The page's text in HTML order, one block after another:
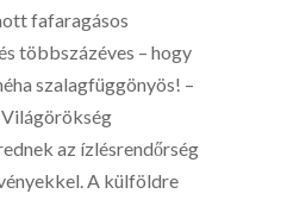
fafaragásos
többszázéves – hogy
szalagfüggönyös! –
az ízlésrendőrség
A külföldre